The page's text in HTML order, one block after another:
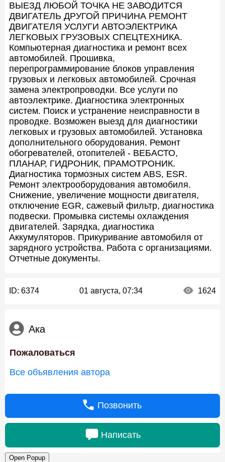
ВЫЕЗД ЛЮБОЙ ТОЧКА НЕ ЗАВОДИТСЯ
ДВИГАТЕЛЬ ДРУГОЙ ПРИЧИНА РЕМОНТ
ДВИГАТЕЛЯ УСЛУГИ АВТОЭЛЕКТРИКА
ЛЕГКОВЫХ ГРУЗОВЫХ СПЕЦТЕХНИКА.
Компьютерная диагностика и ремонт всех
автомобилей. Прошивка,
перепрограммирование блоков управления
грузовых и легковых автомобилей. Срочная
замена электропроводки. Все услуги по
автоэлектрике. Диагностика электронных
систем. Поиск и устранение неисправности в
проводке. Возможен выезд для диагностики
легковых и грузовых автомобилей. Установка
дополнительного оборудования. Ремонт
обогревателей, отопителей - ВЕБАСТО,
ПЛАНАР, ГИДРОНИК, ПРАМОТРОНИК.
Диагностика тормозных систем ABS, ESR.
Ремонт электрооборудования автомобиля.
Снижение, увеличение мощности двигателя,
отключение EGR, сажевый фильтр, диагностика
подвески. Промывка системы охлаждения
двигателей. Зарядка, диагностика
Аккумуляторов. Прикуривание автомобиля от
зарядного устройства. Работа с организациями.
Отчетные документы.
ID: 6374 01 августа, 07:34 1624
Ака
Пожаловаться
Все объявления автора
Позвонить
Написать
Open Popup